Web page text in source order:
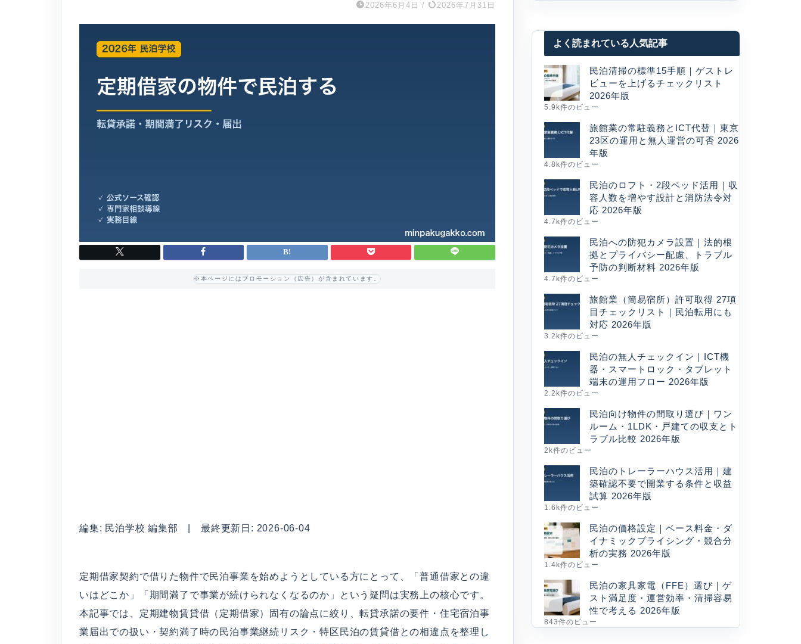
2026年6月4日 / 2026年7月31日
※本ページにはプロモーション（広告）が含まれています。
編集: 民泊学校 編集部 | 最終更新日: 2026-06-04
定期借家契約で借りた物件で民泊事業を始めようとしている方にとって、「普通借家との違
いはどこか」「期間満了で事業が続けられなくなるのか」という疑問は実務上の核心です。
本記事では、定期建物賃貸借（定期借家）固有の論点に絞り、転貸承諾の要件・住宅宿泊事
業届出での扱い・契約満了時の民泊事業継続リスク・特区民泊の賃貸借との相違点を整理し
よく読まれている人気記事
民泊清掃の標準15手順｜ゲストレ
ビューを上げるチェックリスト
2026年版
5.9k件のビュー
旅館業の常駐義務とICT代替｜東京
23区の運用と無人運営の可否 2026
年版
4.8k件のビュー
民泊のロフト・2段ベッド活用｜収
容人数を増やす設計と消防法令対
応 2026年版
4.7k件のビュー
民泊への防犯カメラ設置｜法的根
拠とプライバシー配慮、トラブル
予防の判断材料 2026年版
4.7k件のビュー
旅館業（簡易宿所）許可取得 27項
目チェックリスト｜民泊転用にも
対応 2026年版
3.2k件のビュー
民泊の無人チェックイン｜ICT機
器・スマートロック・タブレット
端末の運用フロー 2026年版
2.2k件のビュー
民泊向け物件の間取り選び｜ワン
ルーム・1LDK・戸建ての収支とト
ラブル比較 2026年版
2k件のビュー
民泊のトレーラーハウス活用｜建
築確認不要で開業する条件と収益
試算 2026年版
1.6k件のビュー
民泊の価格設定｜ベース料金・ダ
イナミックプライシング・競合分
析の実務 2026年版
1.4k件のビュー
民泊の家具家電（FFE）選び｜ゲ
スト満足度・運営効率・清掃容易
性で考える 2026年版
843件のビュー